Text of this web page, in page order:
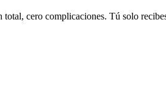
cero complicaciones. Tú solo